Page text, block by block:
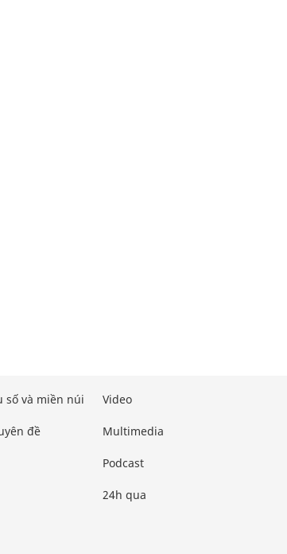
số và miền núi
đề
Video
Multimedia
Podcast
24h qua